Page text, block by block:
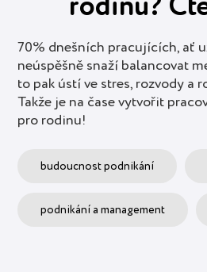
rodinu?
70% dnešních pracujících, ať
neúspěšně snaží balancovat
to pak ústí ve stres, rozvody a
Takže je na čase vytvořit
pro rodinu!
budoucnost podnikání
podnikání a management